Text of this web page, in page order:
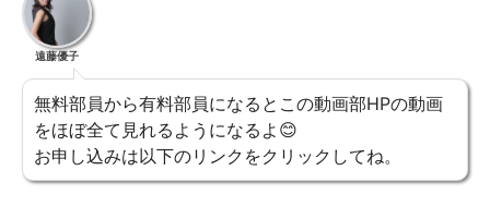
遠藤優子
無料部員から有料部員になるとこの動画部HPの動画
をほぼ全て見れるようになるよ😊
お申し込みは以下のリンクをクリックしてね。